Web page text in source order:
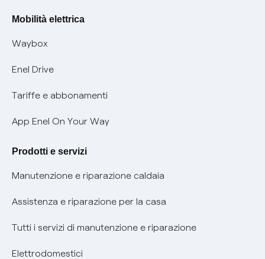
Informativa RAEE
Informativa Privacy AI
Offerte Placet non vulnerabili
Offerta Tutela Vulnerabilità Gas
Mobilità Elettrica
Phishing e truffe online
Verifica chi ti ha chiamato
Agevolazione utenti con disabilità per offerte Fibra
Informativa RAEE
Mobilità elettrica
Waybox
Enel Drive
Tariffe e abbonamenti
App Enel On Your Way
Prodotti e servizi
Manutenzione e riparazione caldaia
Assistenza e riparazione per la casa
Tutti i servizi di manutenzione e riparazione
Elettrodomestici